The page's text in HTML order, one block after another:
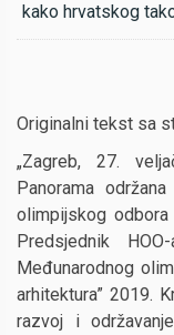
kako hrvatskog
Originalni tekst sa
„Zagreb, 27.
Panorama
olimpijskog odbora
Predsjednik
Međunarodnog
arhitektura” 2019.
razvoj i